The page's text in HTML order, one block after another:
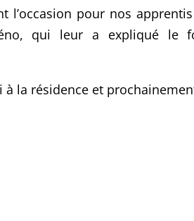
l’occasion pour nos
qui leur a expliqué le
à la résidence et